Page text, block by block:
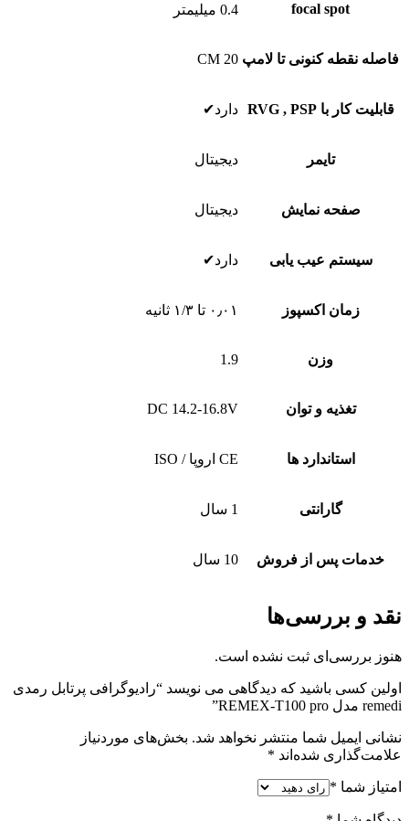
focal spot 0.4 میلیمتر
فاصله نقطه کنونی تا لامپ CM 20
قابلیت کار با RVG , PSP دارد✔
تایمر دیجیتال
صفحه نمایش دیجیتال
سیستم عیب یابی دارد✔
زمان اکسپوز ۰٫۰۱ تا ۱/۳ ثانیه
وزن 1.9
تغذیه و توان DC 14.2-16.8V
استاندارد ها CE اروپا / ISO
گارانتی 1 سال
خدمات پس از فروش 10 سال
نقد و بررسی‌ها
هنوز بررسی‌ای ثبت نشده است.
اولین کسی باشید که دیدگاهی می نویسد “رادیوگرافی پرتابل رمدی
remedi مدل REMEX-T100 pro”
نشانی ایمیل شما منتشر نخواهد شد. بخش‌های موردنیاز
علامت‌گذاری شده‌اند *
امتیاز شما *